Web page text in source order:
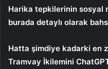
Harika tepkilerinin sosyal
burada detaylı olarak
Hatta şimdiye kadarki en
Tramvay İkilemini